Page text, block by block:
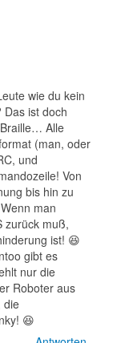
wie du kein
Das ist doch
Alle
(man, oder
und
Von
bis hin zu
man
zurück muß,
ist! 😆
gibt es
nur die
Roboter aus
die
😆